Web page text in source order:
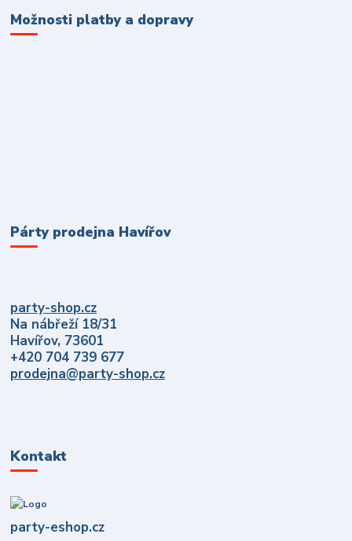
Možnosti platby a dopravy
Párty prodejna Havířov
party-shop.cz
Na nábřeží 18/31
Havířov, 73601
+420 704 739 677
prodejna@party-shop.cz
Kontakt
party-eshop.cz